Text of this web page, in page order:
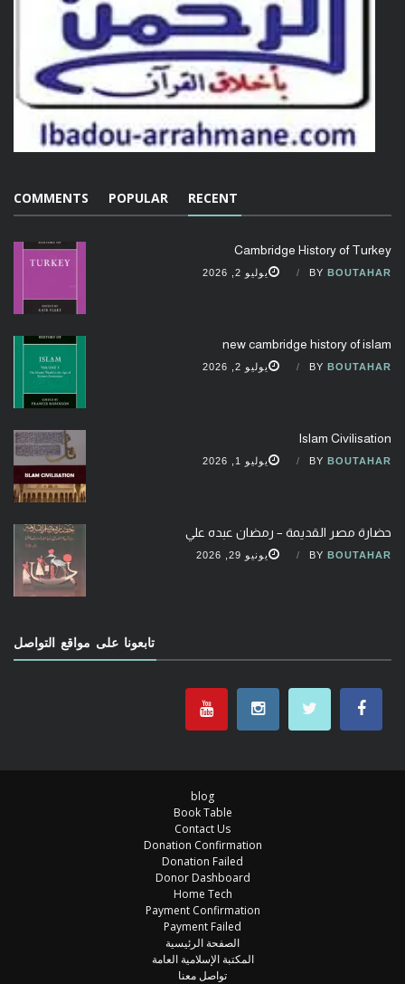
RECENT
POPULAR
COMMENTS
Cambridge History of Turkey
BY BOUTAHAR يوليو 2, 2026
new cambridge history of islam
BY BOUTAHAR يوليو 2, 2026
Islam Civilisation
BY BOUTAHAR يوليو 1, 2026
حضارة مصر القديمة – رمضان عبده علي
BY BOUTAHAR يونيو 29, 2026
تابعونا على مواقع التواصل
blog
Book Table
Contact Us
Donation Confirmation
Donation Failed
Donor Dashboard
Home Tech
Payment Confirmation
Payment Failed
الصفحة الرئيسية
المكتبة الإسلامية العامة
تواصل معنا